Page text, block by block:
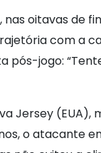
oitavas de
com a
pós-jogo:
Jersey (EUA),
o atacante